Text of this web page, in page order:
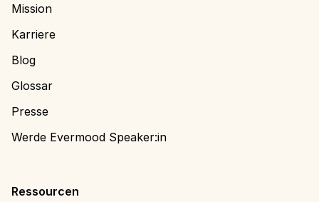
Mission
Karriere
Blog
Glossar
Presse
Werde Evermood Speaker:in
Ressourcen